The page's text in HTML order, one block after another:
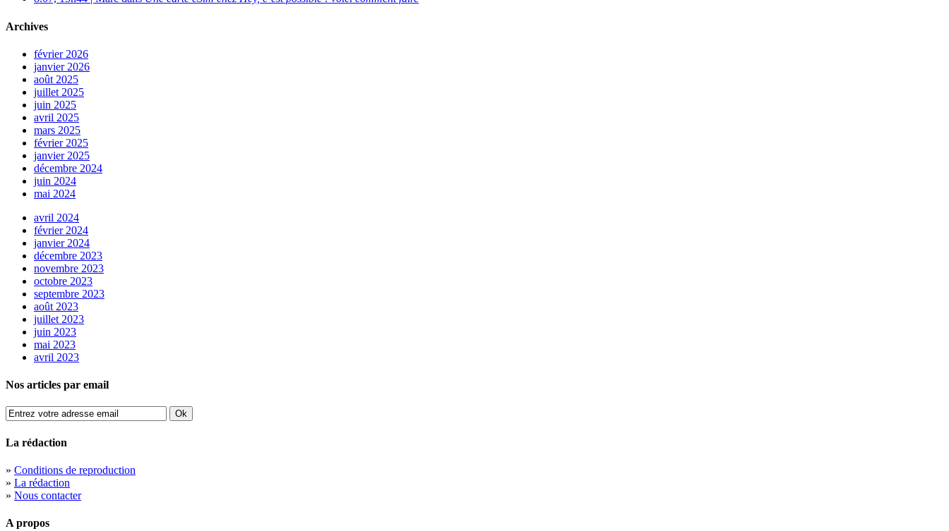
Archives
février 2026
janvier 2026
août 2025
juillet 2025
juin 2025
avril 2025
mars 2025
février 2025
janvier 2025
décembre 2024
juin 2024
mai 2024
avril 2024
février 2024
janvier 2024
décembre 2023
novembre 2023
octobre 2023
septembre 2023
août 2023
juillet 2023
juin 2023
mai 2023
avril 2023
Nos articles par email
La rédaction
» Conditions de reproduction
» La rédaction
» Nous contacter
A propos